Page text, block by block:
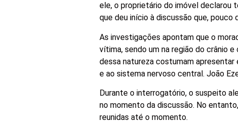
ele, o proprietário do imóvel declarou
que deu início à discussão que, pouco
As investigações apontam que o
vítima, sendo um na região do crânio
dessa natureza costumam
e ao sistema nervoso central. João
Durante o interrogatório, o suspeito
no momento da discussão. No
reunidas até o momento.